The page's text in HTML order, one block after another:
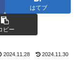
はてブ
ピー
2024.11.28 2024.11.30